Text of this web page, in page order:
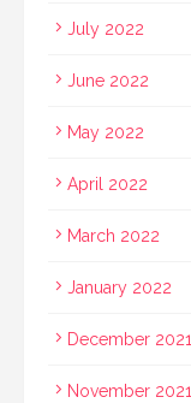
July 2022
June 2022
May 2022
April 2022
March 2022
January 2022
December 2021
November 2021